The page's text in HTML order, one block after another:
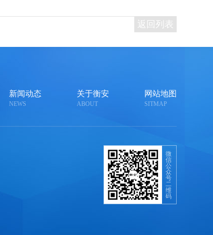
返回列表
新闻动态
NEWS
关于衡安
ABOUT
网站地图
SITMAP
微
信
公
众
号
二
维
码